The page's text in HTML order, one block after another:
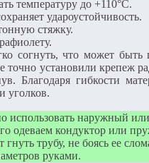
температуру до +110°C.
удароустойчивость.
стяжку.
согнуть, что может
точно установили крепеж
Благодаря гибкости
уголков.
использовать наружный
одеваем кондуктор или
гнуть трубу, не боясь ее
руками.